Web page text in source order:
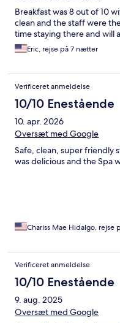
Breakfast was 8 out of 10
clean and the staff were
time staying there and will
Eric, rejse på 7 nætter
Verificeret anmeldelse
10/10 Enestående
10. apr. 2026
Oversæt med Google
Safe, clean, super friendly
was delicious and the Spa
Chariss Mae Hidalgo, rejse
Verificeret anmeldelse
10/10 Enestående
9. aug. 2025
Oversæt med Google